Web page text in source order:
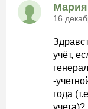
Мария
16
учёт,
-
года